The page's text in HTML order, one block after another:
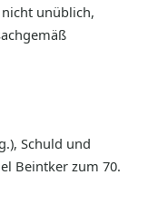
unüblich,
Schuld und
Beintker zum 70.